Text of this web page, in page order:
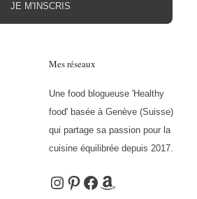
Mes réseaux
Une food blogueuse 'Healthy
food' basée à Genève (Suisse)
qui partage sa passion pour la
cuisine équilibrée depuis 2017.
Instagram
Pinterest
Facebook
Amazon
JE M'INSCRIS